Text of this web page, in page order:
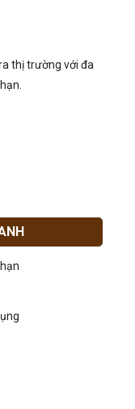
thị trường với đa